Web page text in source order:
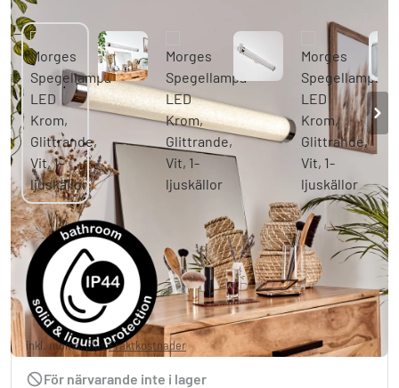
Morges Spegellampa LED Krom, Glittrande,
Vit, 1-ljuskällor
296,95 kr
inkl. moms, plusFraktkostnader
För närvarande inte i lager